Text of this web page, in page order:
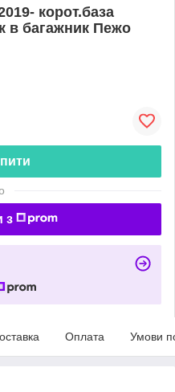
корот.база
в багажник Пежо
з
Оплата Умови